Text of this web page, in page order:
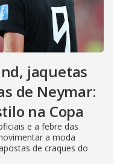
jaquetas
de Neymar:
na Copa
e a febre das
a moda
de craques do